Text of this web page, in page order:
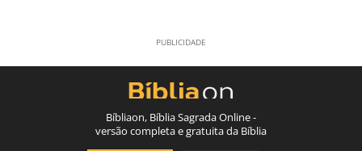
Bíbliaon, Bíblia Sagrada Online -
versão completa e gratuita da Bíblia